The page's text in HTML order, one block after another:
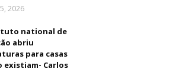
2026
national de
abriu
para casas
existiam- Carlos